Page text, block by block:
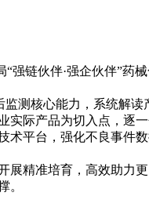
伙伴·强企伙伴”药械
核心能力，系统解读
际产品为切入点，逐
平台，强化不良事件
准培育，高效助力
。